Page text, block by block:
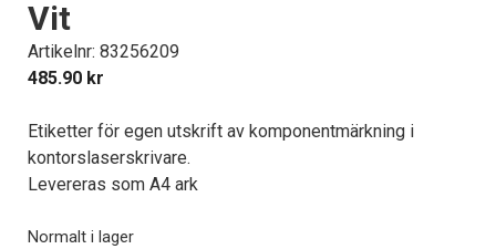
Vit
Artikelnr: 83256209
485.90 kr
Etiketter för egen utskrift av komponentmärkning i
kontorslaserskrivare.
Levereras som A4 ark
Normalt i lager